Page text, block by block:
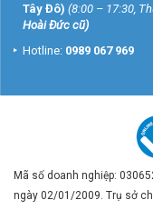
Tây Đô) (8:00 – 17:30,
Hoài Đức cũ)
Hotline: 0989 067 969
Mã số doanh nghiệp:
ngày 02/01/2009. Trụ sở